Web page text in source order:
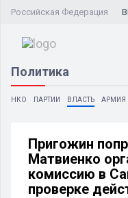
Российская Федерация
Политика
НКО ПАРТИИ ВЛАСТЬ АРМИЯ
Пригожин
Матвиенко
комиссию в
проверке